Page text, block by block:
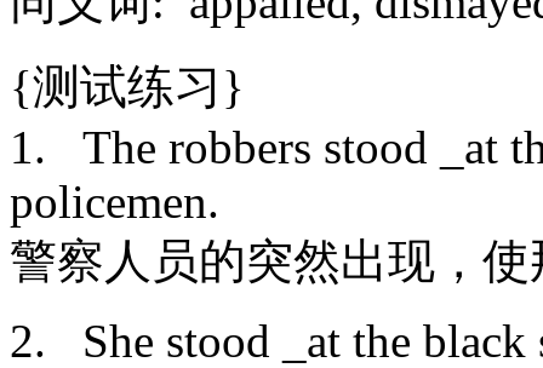
{测试练习}
1. The robbers stood _at
policemen.
警察人员的突然出现，
2. She stood _at the black